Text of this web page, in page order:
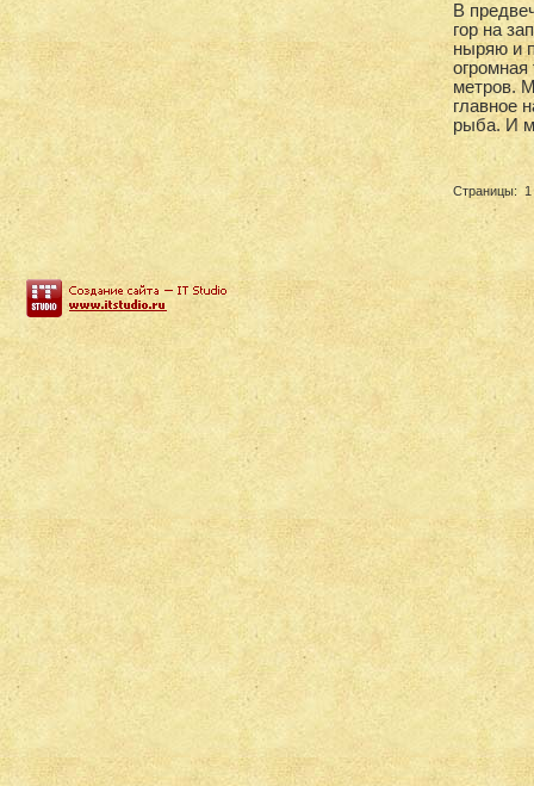
В
гор на
ныряю и
метров.
главное
рыба. И
Страницы: 1